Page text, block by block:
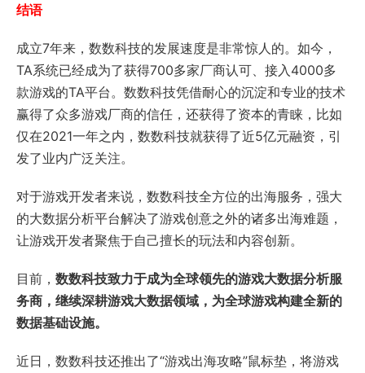
结语
成立7年来，数数科技的发展速度是非常惊人的。如今，
TA系统已经成为了获得700多家厂商认可、接入4000多
款游戏的TA平台。数数科技凭借耐心的沉淀和专业的技术
赢得了众多游戏厂商的信任，还获得了资本的青睐，比如
仅在2021一年之内，数数科技就获得了近5亿元融资，引
发了业内广泛关注。
对于游戏开发者来说，数数科技全方位的出海服务，强大
的大数据分析平台解决了游戏创意之外的诸多出海难题，
让游戏开发者聚焦于自己擅长的玩法和内容创新。
目前， 数数科技致力于成为全球领先的游戏大数据分析服
务商，继续深耕游戏大数据领域，为全球游戏构建全新的
数据基础设施。
近日，数数科技还推出了“游戏出海攻略”鼠标垫，将游戏